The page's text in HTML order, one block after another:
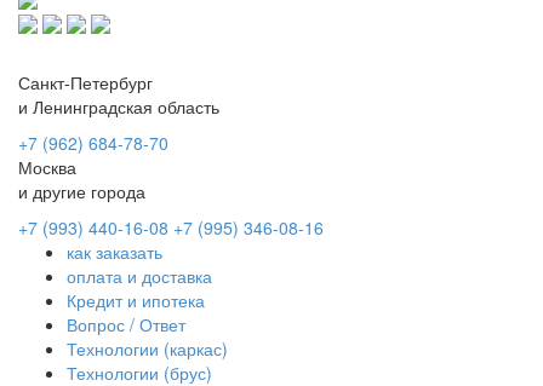
Санкт-Петербург
и Ленинградская область
+7 (962) 684-78-70
Москва
и другие города
+7 (993) 440-16-08 +7 (995) 346-08-16
как заказать
оплата и доставка
Кредит и ипотека
Вопрос / Ответ
Технологии (каркас)
Технологии (брус)